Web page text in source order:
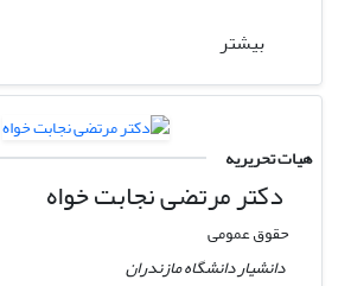
بیشتر
هیات تحریریه
دکتر مرتضی نجابت خواه
حقوق عمومی
دانشیار دانشگاه مازندران